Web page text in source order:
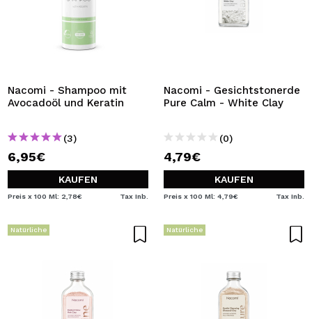
Nacomi - Shampoo mit
Avocadoöl und Keratin
(3)
6,95€
KAUFEN
Preis x 100 Ml: 2,78€ Tax Inb.
Nacomi - Gesichtstonerde
Pure Calm - White Clay
(0)
4,79€
KAUFEN
Preis x 100 Ml: 4,79€ Tax Inb.
Natürliche Natürliche